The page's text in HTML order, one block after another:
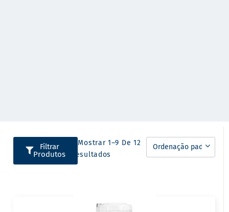
Filtrar
Produtos
A Mostrar 1–9 De 12
Resultados